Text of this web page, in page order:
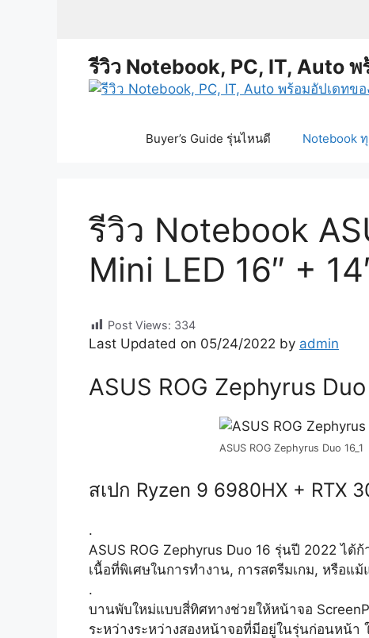
รีวิว Notebook, PC, IT, Auto
Buyer’s Guide รุ่นไหนดี Notebook
รีวิว Notebook
Mini LED 16″ +
Post Views: 334
Last Updated on 05/24/2022 by admin
ASUS ROG Zephyrus
ASUS ROG Zephyrus Duo 16_1
สเปก Ryzen 9 6980HX + RTX
.
ASUS ROG Zephyrus Duo 16 รุ่นปี 2022 ไ
เนื้อที่พิเศษในการทำงาน, การสตรีมเกม, หรือแ
.
บานพับใหม่แบบสี่ทิศทางช่วยให้หน้าจอ
ระหว่างระหว่างสองหน้าจอที่มีอยู่ในรุ่นก่อนหน้